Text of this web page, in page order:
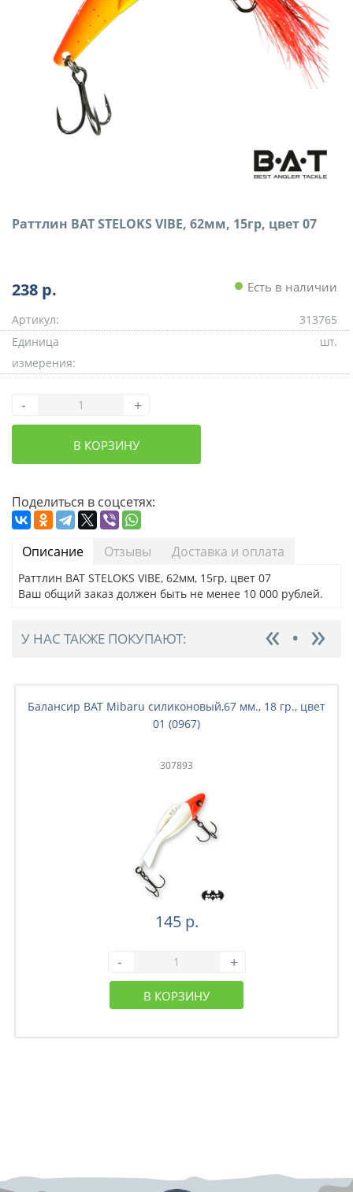
Раттлин BAT STELOKS VIBE, 62мм, 15гр, цвет 07
238 р. Есть в наличии
Артикул:
313765
Единица
измерения:
шт.
- +
В КОРЗИНУ
Поделиться в соцсетях:
Описание Отзывы Доставка и оплата
Раттлин BAT STELOKS VIBE, 62мм, 15гр, цвет 07
Ваш общий заказ должен быть не менее 10 000 рублей.
У НАС ТАКЖЕ ПОКУПАЮТ:
Балансир BAT Mibaru силиконовый,67 мм., 18 гр., цвет
01 (0967)
307893
145 р.
- +
В КОРЗИНУ